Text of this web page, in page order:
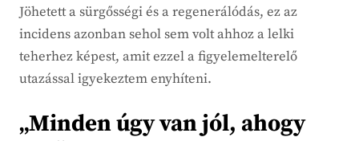
Jöhetett a sürgősségi és a regenerálódás, ez az
incidens azonban sehol sem volt ahhoz a lelki
teherhez képest, amit ezzel a figyelemelterelő
utazással igyekeztem enyhíteni.
„Minden úgy van jól, ahogy